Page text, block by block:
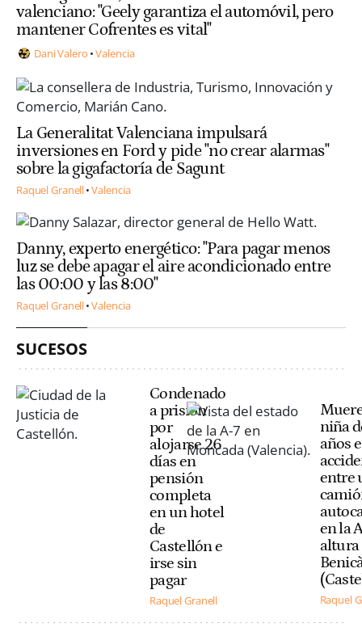
valenciano: "Geely garantiza el automóvil, pero
mantener Cofrentes es vital"
Dani Valero Valencia
La Generalitat Valenciana impulsará
inversiones en Ford y pide "no crear alarmas"
sobre la gigafactoría de Sagunt
Raquel Granell Valencia
Danny, experto energético: "Para pagar menos
luz se debe apagar el aire acondicionado entre
las 00:00 y las 8:00"
Raquel Granell Valencia
SUCESOS
Condenado
a prisión
por
alojarse 26
días en
pensión
completa
en un hotel
de
Castellón e
irse sin
pagar
Raquel Granell
niña
años
entre
en la
altura
Raquel